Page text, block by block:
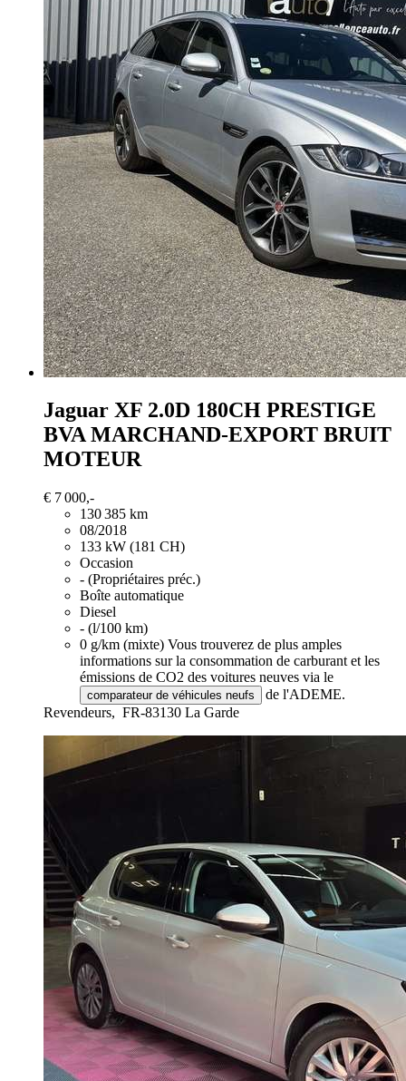
Jaguar XF 2.0D 180CH PRESTIGE
BVA MARCHAND-EXPORT BRUIT
MOTEUR
€ 7 000,-
130 385 km
08/2018
133 kW (181 CH)
Occasion
- (Propriétaires préc.)
Boîte automatique
Diesel
- (l/100 km)
0 g/km (mixte) Vous trouverez de plus amples
informations sur la consommation de carburant et les
émissions de CO2 des voitures neuves via le
comparateur de véhicules neufs
de l'ADEME.
Revendeurs, FR-83130 La Garde